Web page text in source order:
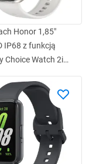
Honor 1,85"
IP68 z funkcją
Choice Watch 2i